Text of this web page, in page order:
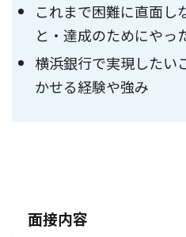
これまで困難に直面し
と・達成のためにやっ
横浜銀行で実現したい
かせる経験や強み
面接内容